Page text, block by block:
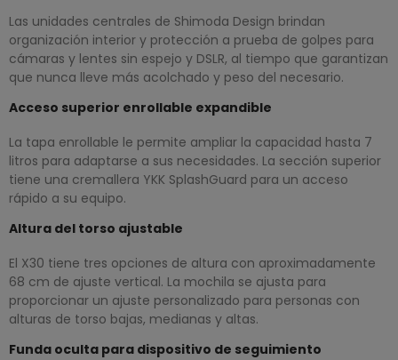
Las unidades centrales de Shimoda Design brindan
organización interior y protección a prueba de golpes para
cámaras y lentes sin espejo y DSLR, al tiempo que garantizan
que nunca lleve más acolchado y peso del necesario.
Acceso superior enrollable expandible
La tapa enrollable le permite ampliar la capacidad hasta 7
litros para adaptarse a sus necesidades. La sección superior
tiene una cremallera YKK SplashGuard para un acceso
rápido a su equipo.
Altura del torso ajustable
El X30 tiene tres opciones de altura con aproximadamente
68 cm de ajuste vertical. La mochila se ajusta para
proporcionar un ajuste personalizado para personas con
alturas de torso bajas, medianas y altas.
Funda oculta para dispositivo de seguimiento